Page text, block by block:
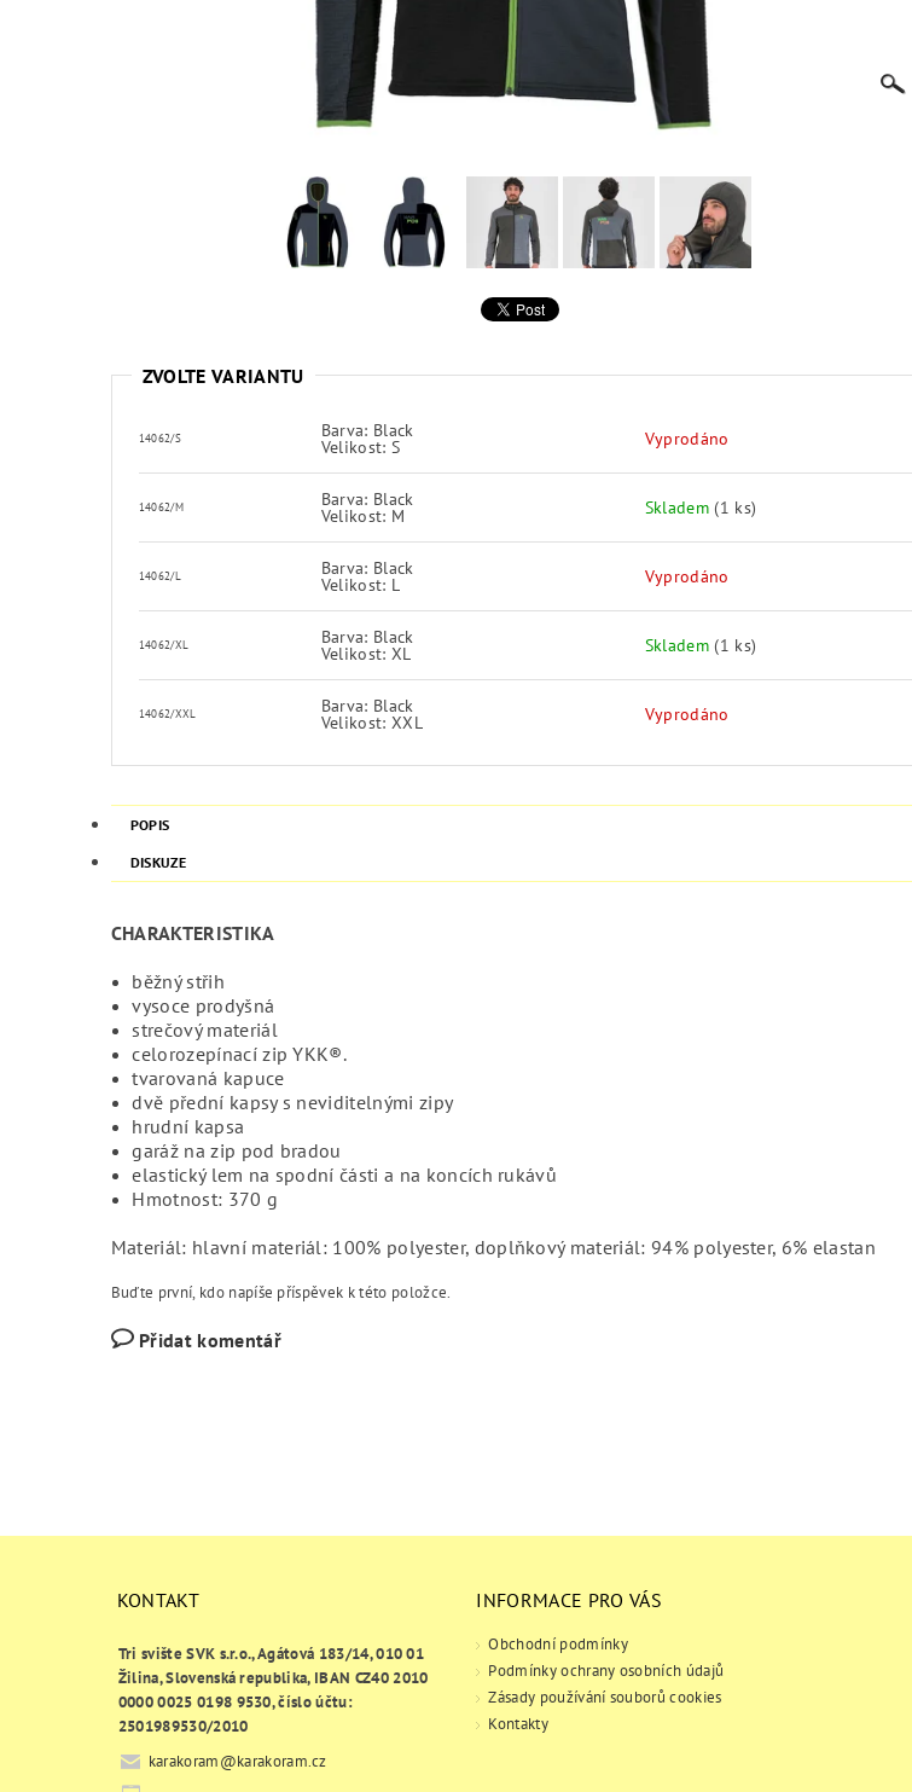
ZVOLTE VARIANTU
14062/S Barva: Black
Velikost: S Vyprodáno
14062/M Barva: Black
Velikost: M Skladem(1 ks)
14062/L Barva: Black
Velikost: L Vyprodáno
14062/XL Barva: Black
Velikost: XL Skladem(1 ks)
14062/XXL Barva: Black
Velikost: XXL Vyprodáno
POPIS
DISKUZE
CHARAKTERISTIKA
běžný střih
vysoce prodyšná
strečový materiál
celorozepínací zip YKK®.
tvarovaná kapuce
dvě přední kapsy s neviditelnými zipy
hrudní kapsa
garáž na zip pod bradou
elastický lem na spodní části a na koncích rukávů
Hmotnost: 370 g
Materiál: hlavní materiál: 100% polyester, doplňkový materiál: 94% polyester, 6% elastan
Buďte první, kdo napíše příspěvek k této položce.
Přidat komentář
KONTAKT
Tri svište SVK s.r.o., Agátová 183/14, 010 01
Žilina, Slovenská republika, IBAN CZ40 2010
0000 0025 0198 9530, číslo účtu:
2501989530/2010
karakoram@karakoram.cz
INFORMACE PRO VÁS
Obchodní podmínky
Podmínky ochrany osobních údajů
Zásady používání souborů cookies
Kontakty